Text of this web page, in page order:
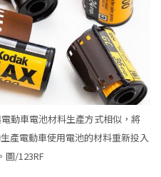
動車電池材料生產方式相似，將
產電動車使用電池的材料重新投入
圖/123RF